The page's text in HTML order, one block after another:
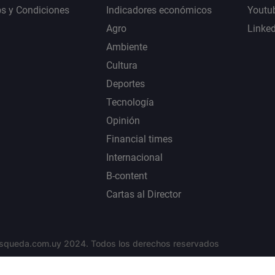
y Condiciones
Indicadores económicos
Agro
Ambiente
Cultura
Deportes
Tecnología
Opinión
Financial times
Internacional
B-content
Cartas al Director
2024. Todos los derechos reservados